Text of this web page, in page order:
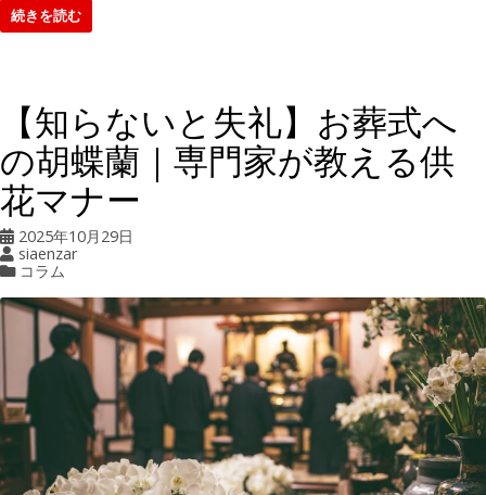
続きを読む
【知らないと失礼】お葬式へ
の胡蝶蘭｜専門家が教える供
花マナー
2025年10月29日
siaenzar
コラム